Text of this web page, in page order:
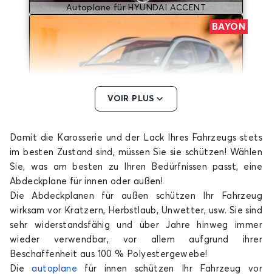
Autoplane für HYUNDAI ACCENT
BAYON
Autoplane für HYUNDAI BAYON
VOIR PLUS
Damit die Karosserie und der Lack Ihres Fahrzeugs stets
im besten Zustand sind, müssen Sie sie schützen! Wählen
Sie, was am besten zu Ihren Bedürfnissen passt, eine
Abdeckplane für innen oder außen!
Die Abdeckplanen für außen schützen Ihr Fahrzeug
wirksam vor Kratzern, Herbstlaub, Unwetter, usw. Sie sind
sehr widerstandsfähig und über Jahre hinweg immer
wieder verwendbar, vor allem aufgrund ihrer
Beschaffenheit aus 100 % Polyestergewebe!
Dieautoplane für innen schützen Ihr Fahrzeug vor